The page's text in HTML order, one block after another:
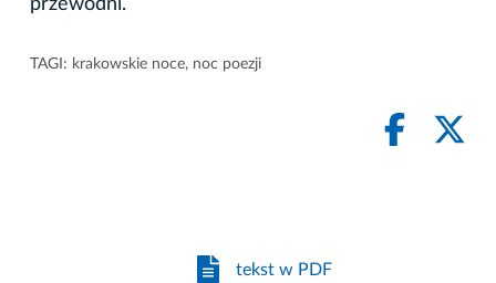
przewodni.
TAGI: krakowskie noce, noc poezji
tekst w PDF